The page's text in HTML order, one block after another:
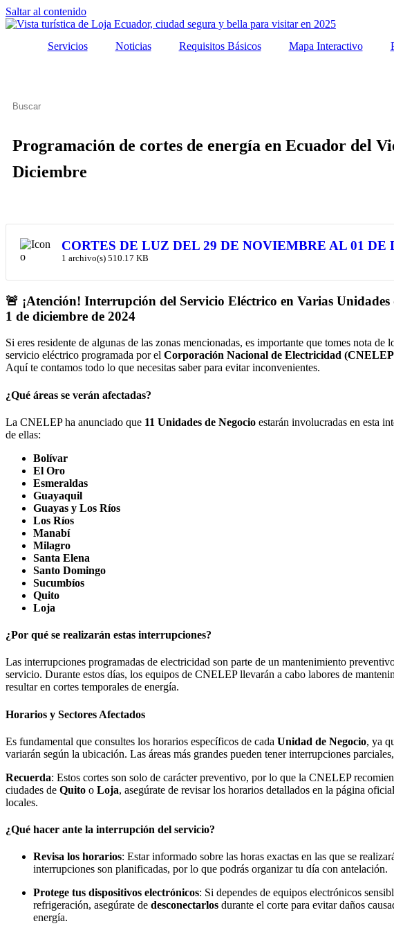
Saltar al contenido
Servicios Noticias Requisitos Básicos Mapa Interactivo
Programación de cortes de energía en Ecuador del
Diciembre
CORTES DE LUZ DEL 29 DE NOVIEMBRE AL 01 DE
1 archivo(s) 510.17 KB
🚨 ¡Atención! Interrupción del Servicio Eléctrico en Varias
1 de diciembre de 2024
Si eres residente de algunas de las zonas mencionadas, es importante que tomes nota
servicio eléctrico programada por el Corporación Nacional de Electricidad
Aquí te contamos todo lo que necesitas saber para evitar inconvenientes.
¿Qué áreas se verán afectadas?
La CNELEP ha anunciado que 11 Unidades de Negocio estarán involucradas en esta
de ellas:
Bolívar
El Oro
Esmeraldas
Guayaquil
Guayas y Los Ríos
Los Ríos
Manabí
Milagro
Santa Elena
Santo Domingo
Sucumbíos
Quito
Loja
¿Por qué se realizarán estas interrupciones?
Las interrupciones programadas de electricidad son parte de un mantenimiento
servicio. Durante estos días, los equipos de CNELEP llevarán a cabo labores de
resultar en cortes temporales de energía.
Horarios y Sectores Afectados
Es fundamental que consultes los horarios específicos de cada Unidad de Negocio, ya
variarán según la ubicación. Las áreas más grandes pueden tener interrupciones
Recuerda: Estos cortes son solo de carácter preventivo, por lo que la CNELEP
ciudades de Quito o Loja, asegúrate de revisar los horarios detallados en la página
locales.
¿Qué hacer ante la interrupción del servicio?
Revisa los horarios: Estar informado sobre las horas exactas en las que se
interrupciones son planificadas, por lo que podrás organizar tu día con antelación.
Protege tus dispositivos electrónicos: Si dependes de equipos electrónicos
refrigeración, asegúrate de desconectarlos durante el corte para evitar daños
energía.